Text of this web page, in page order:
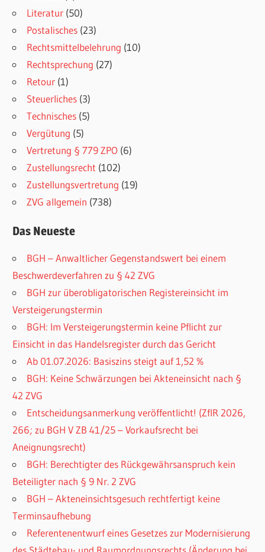
Literatur (50)
Postalisches (23)
Rechtsmittelbelehrung (10)
Rechtsprechung (27)
Retour (1)
Steuerliches (3)
Technisches (5)
Vergütung (5)
Vertretung § 779 ZPO (6)
Zustellungsrecht (102)
Zustellungsvertretung (19)
ZVG allgemein (738)
Das Neueste
BGH – Anwaltlicher Gegenstandswert bei einem
Beschwerdeverfahren zu § 42 ZVG
BGH zur überobligatorischen Registereinsicht im
Versteigerungstermin
BGH: Im Versteigerungstermin keine Pflicht zur
Einsicht in das Handelsregister durch das Gericht
Ab 01.07.2026: Basiszins steigt auf 1,52 %
BGH: Keine Schwärzungen bei Akteneinsicht nach §
42 ZVG
Entscheidungsanmerkung veröffentlicht! (ZfIR 2026,
266; zu BGH V ZB 41/25 – Vorkaufsrecht bei
Aneignungsrecht)
BGH: Berechtigter des Rückgewährsanspruch kein
Beteiligter nach § 9 Nr. 2 ZVG
BGH – Akteneinsichtsgesuch rechtfertigt keine
Terminsaufhebung
Referentenentwurf eines Gesetzes zur Modernisierung